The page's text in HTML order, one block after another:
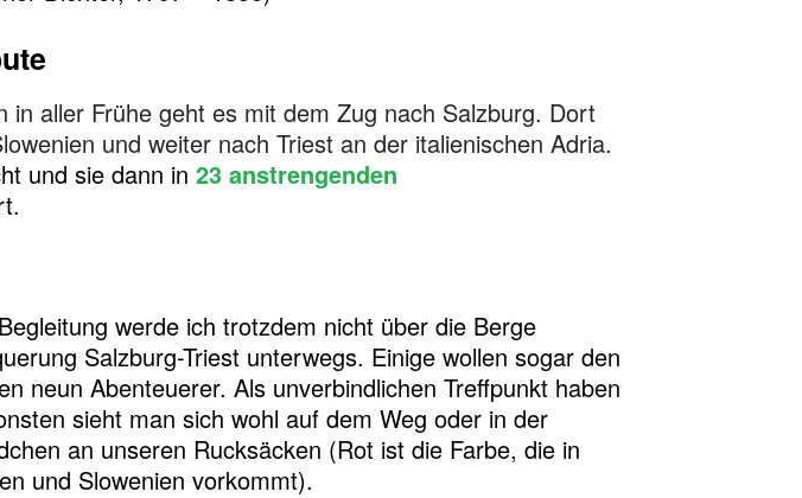
aller Frühe geht es mit dem Zug nach Salzburg. Dort
und weiter nach Triest an der italienischen Adria.
und sie dann in 23 anstrengenden
werde ich trotzdem nicht über die Berge
Salzburg-Triest unterwegs. Einige wollen sogar den
neun Abenteuerer. Als unverbindlichen Treffpunkt haben
sieht man sich wohl auf dem Weg oder in der
an unseren Rucksäcken (Rot ist die Farbe, die in
und Slowenien vorkommt).